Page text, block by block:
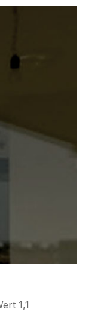
1,1